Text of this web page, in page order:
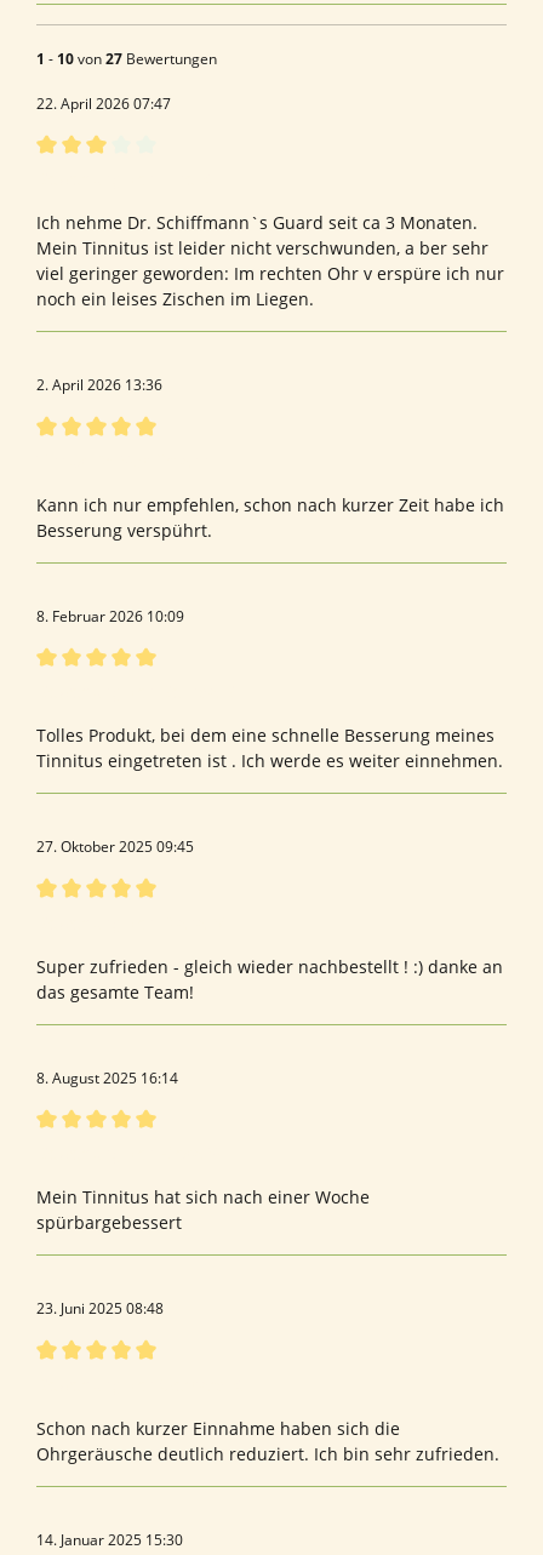
1 - 10von27 Bewertungen
22. April 2026 07:47
Ich nehme Dr. Schiffmann`s Guard seit ca 3 Monaten.
Mein Tinnitus ist leider nicht verschwunden, a ber sehr
viel geringer geworden: Im rechten Ohr v erspüre ich nur
noch ein leises Zischen im Liegen.
2. April 2026 13:36
Kann ich nur empfehlen, schon nach kurzer Zeit habe ich
Besserung verspührt.
8. Februar 2026 10:09
Tolles Produkt, bei dem eine schnelle Besserung meines
Tinnitus eingetreten ist . Ich werde es weiter einnehmen.
27. Oktober 2025 09:45
Super zufrieden - gleich wieder nachbestellt ! :) danke an
das gesamte Team!
8. August 2025 16:14
Mein Tinnitus hat sich nach einer Woche
spürbargebessert
23. Juni 2025 08:48
Schon nach kurzer Einnahme haben sich die
Ohrgeräusche deutlich reduziert. Ich bin sehr zufrieden.
14. Januar 2025 15:30